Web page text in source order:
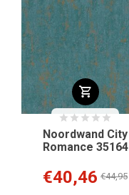
Noordwand City
Romance 35164
€40,46 €44,95